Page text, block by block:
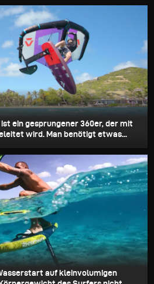
ein gesprungener 360er, der mit
wird. Man benötigt etwas...
auf kleinvolumigen